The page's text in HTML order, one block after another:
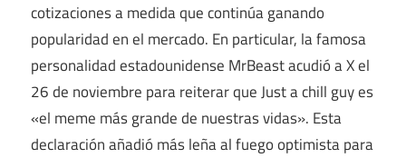
cotizaciones a medida que continúa ganando
popularidad en el mercado. En particular, la famosa
personalidad estadounidense MrBeast acudió a X el
26 de noviembre para reiterar que Just a chill guy es
«el meme más grande de nuestras vidas». Esta
declaración añadió más leña al fuego optimista para